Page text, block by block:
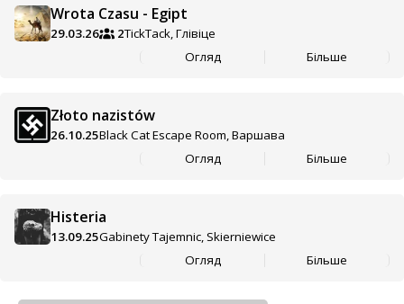
Wrota Czasu - Egipt
29.03.26 2TickTack, Глівіце
Огляд
Більше
Złoto nazistów
26.10.25Black Cat Escape Room, Варшава
Огляд
Більше
Histeria
13.09.25Gabinety Tajemnic, Skierniewice
Огляд
Більше